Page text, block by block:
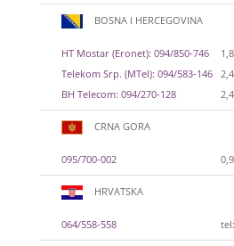
BOSNA I HERCEGOVINA
HT Mostar (Eronet): 094/850-746
Telekom Srp. (MTel): 094/583-146
BH Telecom: 094/270-128
CRNA GORA
095/700-002
HRVATSKA
064/558-558